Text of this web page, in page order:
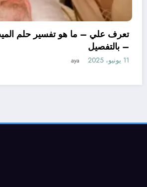
– ما هو تأويل ابن سيرين لتفسير حلم